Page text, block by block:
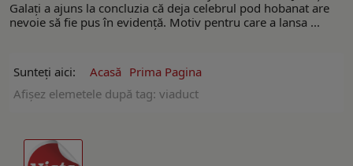
Galați a ajuns la concluzia că deja celebrul pod hobanat are
nevoie să fie pus în evidență. Motiv pentru care a lansa ...
Sunteți aici: Acasă Prima Pagina
Afişez elemetele după tag: viaduct